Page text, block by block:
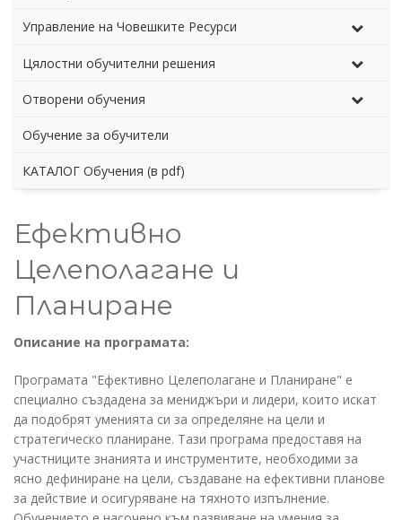
Управление на Човешките Ресурси
Цялостни обучителни решения
Отворени обучения
Обучение за обучители
КАТАЛОГ Обучения (в pdf)
Ефективно
Целеполагане и
Планиране
Описание на програмата:
Програмата "Ефективно Целеполагане и Планиране" е
специално създадена за мениджъри и лидери, които искат
да подобрят уменията си за определяне на цели и
стратегическо планиране. Тази програма предоставя на
участниците знанията и инструментите, необходими за
ясно дефиниране на цели, създаване на ефективни планове
за действие и осигуряване на тяхното изпълнение.